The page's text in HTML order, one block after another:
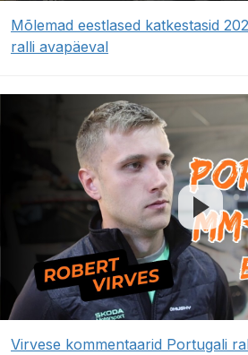
Mõlemad eestlased katkestasid
ralli avapäeval
Virvese kommentaarid Portugali